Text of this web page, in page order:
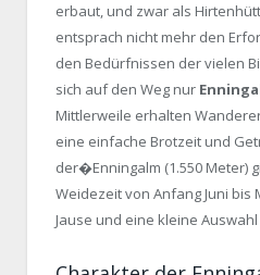
erbaut, und zwar als
entsprach nicht mehr den
den Bedürfnissen der vielen
sich auf den Weg nur
Mittlerweile erhalten
eine einfache Brotzeit und
der�Enningalm (1.550 Meter)
Weidezeit von Anfang Juni bis
Jause und eine kleine